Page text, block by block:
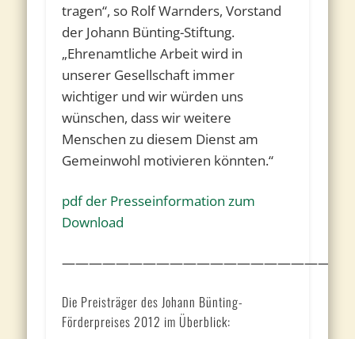
tragen“, so Rolf Warnders, Vorstand
der Johann Bünting-Stiftung.
„Ehrenamtliche Arbeit wird in
unserer Gesellschaft immer
wichtiger und wir würden uns
wünschen, dass wir weitere
Menschen zu diesem Dienst am
Gemeinwohl motivieren könnten.“
pdf der Presseinformation zum
Download
————————————————————
Die Preisträger des Johann Bünting-
Förderpreises 2012 im Überblick: